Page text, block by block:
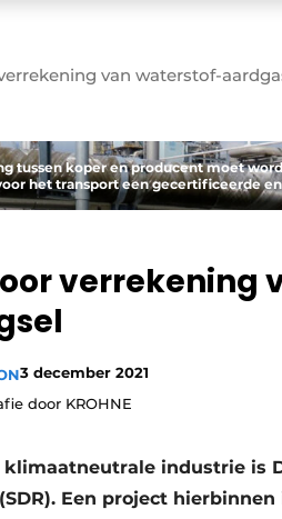
van waterstof-
tussen koper en producent moet
het transport een gecertificeerde
verrekening
3 december 2021
door KROHNE
industrie is
Een project